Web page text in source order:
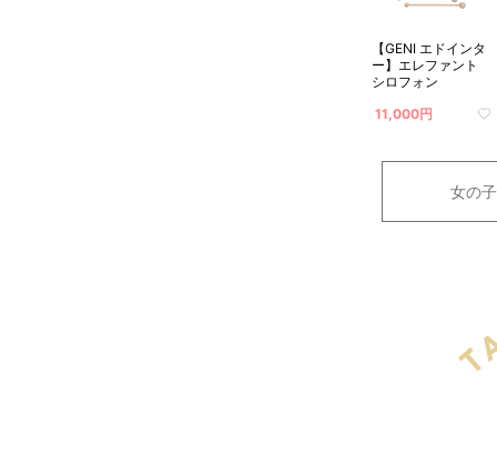
【GENI エドインタ
ー】エレファント
シロフォン
11,000円
女の